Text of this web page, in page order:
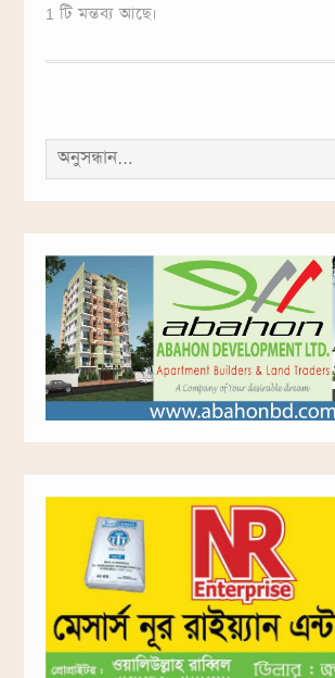
1 টি মন্তব্য আছে।
সন্ধান
করাঃ